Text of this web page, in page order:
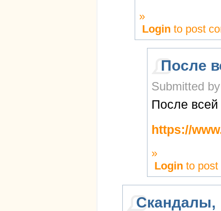
»
Login to post
После
Submitted
После
https://
»
Login to post
Скандалы,